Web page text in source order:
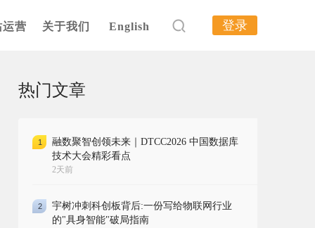
运营 关于我们 English 登录
热门文章
1
融数聚智创领未来｜DTCC2026 中国数据库
技术大会精彩看点
2天前
2
宇树冲刺科创板背后:一份写给物联网行业
的"具身智能"破局指南